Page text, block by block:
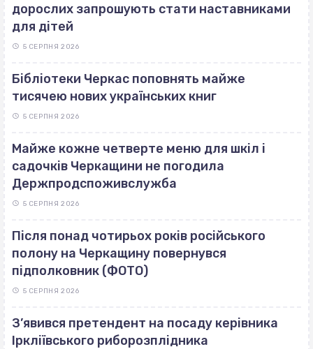
дорослих запрошують стати наставниками
для дітей
5 СЕРПНЯ 2026
Бібліотеки Черкас поповнять майже
тисячею нових українських книг
5 СЕРПНЯ 2026
Майже кожне четверте меню для шкіл і
садочків Черкащини не погодила
Держпродспоживслужба
5 СЕРПНЯ 2026
Після понад чотирьох років російського
полону на Черкащину повернувся
підполковник (ФОТО)
5 СЕРПНЯ 2026
З’явився претендент на посаду керівника
Іркліївського риборозплідника